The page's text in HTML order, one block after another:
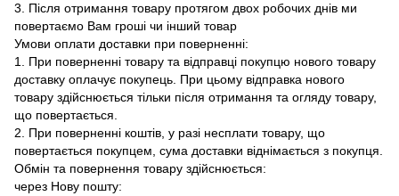
3. Після отримання товару протягом двох робочих днів ми
повертаємо Вам гроші чи інший товар
Умови оплати доставки при поверненні:
1. При поверненні товару та відправці покупцю нового товару
доставку оплачує покупець. При цьому відправка нового
товару здійснюється тільки після отримання та огляду товару,
що повертається.
2. При поверненні коштів, у разі несплати товару, що
повертається покупцем, сума доставки віднімається з покупця.
Обмін та повернення товару здійснюється:
через Нову пошту: